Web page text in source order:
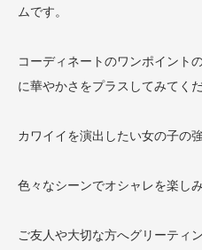
ムです。
コーディネートのワンポイント
に華やかさをプラスしてみてくだ
カワイイを演出したい女の子の
色々なシーンでオシャレを楽し
ご友人や大切な方へグリーティ